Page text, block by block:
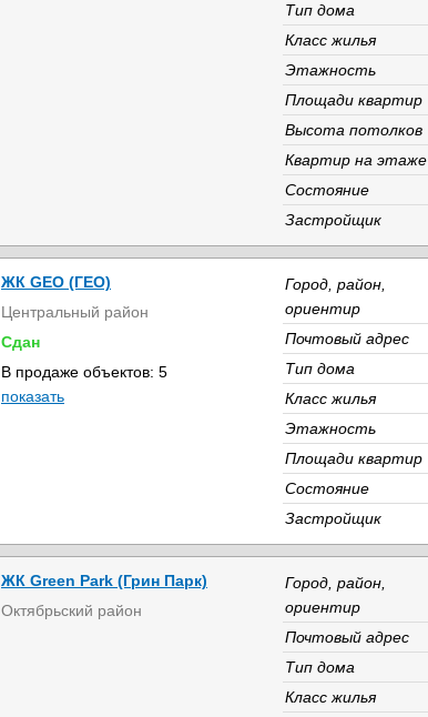
Тип дома
Класс жилья
Этажность
Площади квартир
Высота потолков
Квартир на этаже
Состояние
Застройщик
ЖК GEO (ГЕО)
Центральный район
Сдан
В продаже объектов: 5
показать
Город, район,
ориентир
Почтовый адрес
Тип дома
Класс жилья
Этажность
Площади квартир
Состояние
Застройщик
ЖК Green Park (Грин Парк)
Октябрьский район
Город, район,
ориентир
Почтовый адрес
Тип дома
Класс жилья